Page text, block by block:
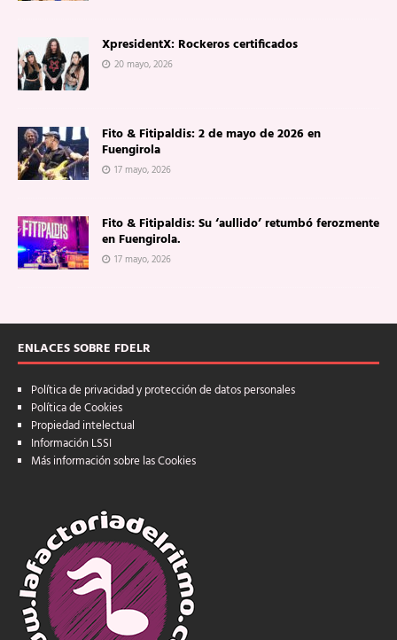
XpresidentX: Rockeros certificados
20 mayo, 2026
Fito & Fitipaldis: 2 de mayo de 2026 en
Fuengirola
17 mayo, 2026
Fito & Fitipaldis: Su ‘aullido’ retumbó ferozmente
en Fuengirola.
17 mayo, 2026
ENLACES SOBRE FDELR
Política de privacidad y protección de datos personales
Política de Cookies
Propiedad intelectual
Información LSSI
Más información sobre las Cookies